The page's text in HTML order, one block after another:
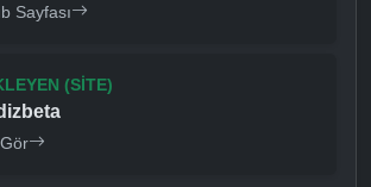
Sayfası
(SITE)